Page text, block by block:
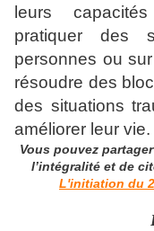
leurs
pratiquer des
personnes ou
résoudre des
des situations
améliorer leur vie.
Vous pouvez
l’intégralité et de
L'initiation du